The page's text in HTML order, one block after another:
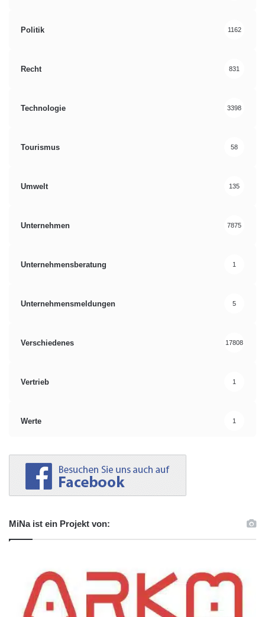
Politik 1162
Recht 831
Technologie 3398
Tourismus 58
Umwelt 135
Unternehmen 7875
Unternehmensberatung 1
Unternehmensmeldungen 5
Verschiedenes 17808
Vertrieb 1
Werte 1
MiNa ist ein Projekt von: